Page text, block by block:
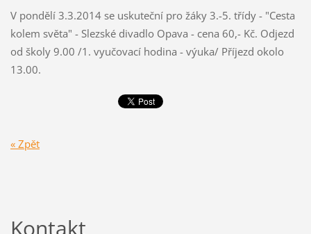
V pondělí 3.3.2014 se uskuteční pro žáky 3.-5. třídy - "Cesta
kolem světa" - Slezské divadlo Opava - cena 60,- Kč. Odjezd
od školy 9.00 /1. vyučovací hodina - výuka/ Příjezd okolo
13.00.
« Zpět
Kontakt